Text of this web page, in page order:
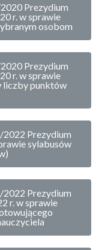
Prezydium
r. w sprawie
osobom
Prezydium
r. w sprawie
liczby punktów
Prezydium
sylabusów
Prezydium
r. w sprawie